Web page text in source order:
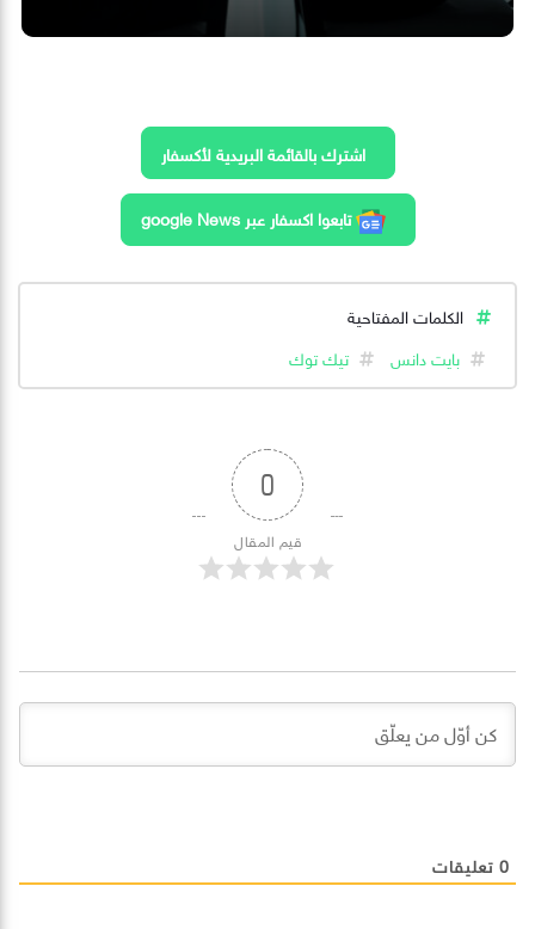
اشترك بالقائمة البريدية لأكسفار
تابعوا اكسفار عبر google News
الكلمات المفتاحية
بايت دانس
تيك توك
0
قيم المقال
0 تعليقات